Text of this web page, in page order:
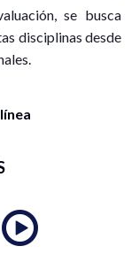
se busca
disciplinas desde